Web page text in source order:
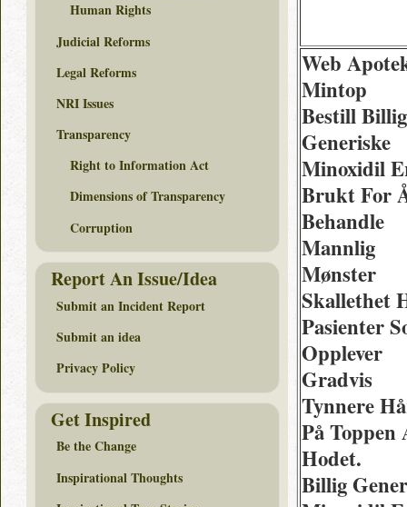
Web
Mintop
Bestill Billig
Generiske
Minoxidil
Brukt For
Behandle
Mannlig
Mønster
Skallethet
Pasienter
Opplever
Gradvis
Tynnere
På Toppen
Hodet.
Billig
Human Rights
Judicial Reforms
Legal Reforms
NRI Issues
Transparency
Right to Information Act
Dimensions of Transparency
Corruption
Report An Issue/Idea
Submit an Incident Report
Submit an idea
Privacy Policy
Get Inspired
Be the Change
Inspirational Thoughts